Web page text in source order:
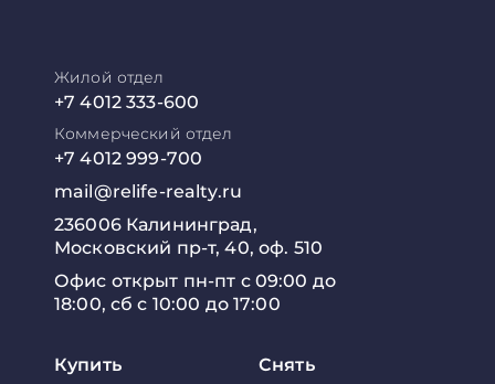
Жилой отдел
+7 4012 333-600
Коммерческий отдел
+7 4012 999-700
mail@relife-realty.ru
236006 Калининград,
Московский пр-т, 40, оф. 510
Офис открыт пн-пт с 09:00 до
18:00, сб с 10:00 до 17:00
Купить Снять